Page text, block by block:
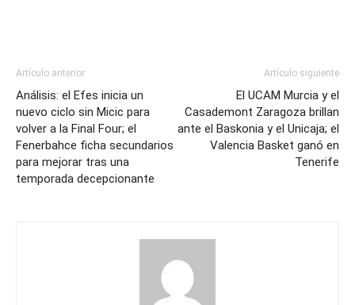
Artículo anterior
Análisis: el Efes inicia un
nuevo ciclo sin Micic para
volver a la Final Four; el
Fenerbahce ficha secundarios
para mejorar tras una
temporada decepcionante
Artículo siguiente
El UCAM Murcia y el
Casademont Zaragoza brillan
ante el Baskonia y el Unicaja; el
Valencia Basket ganó en
Tenerife